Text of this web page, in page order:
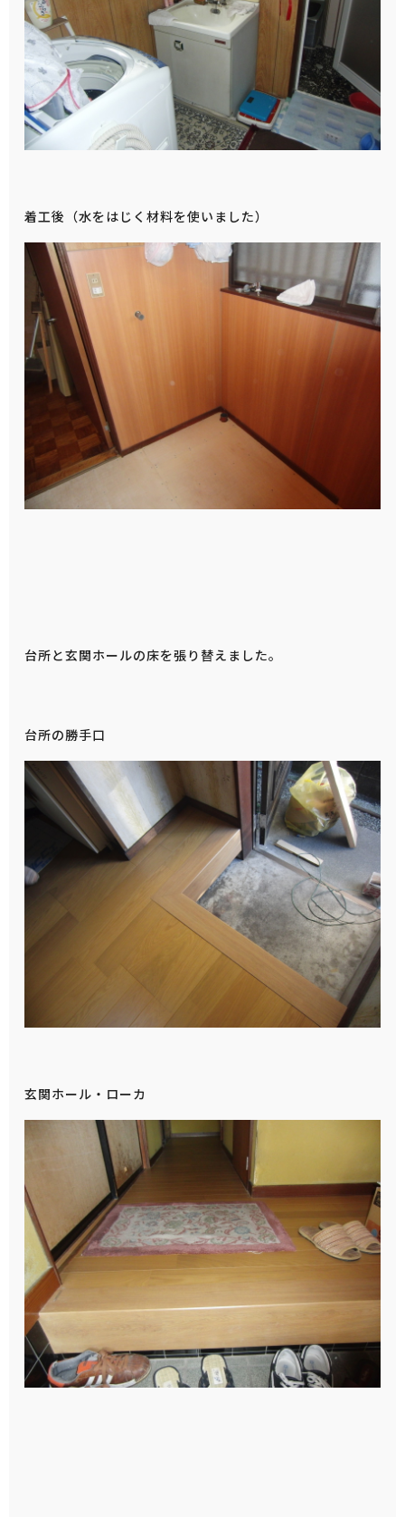
着工後（水をはじく材料を使いました）
台所と玄関ホールの床を張り替えました。
台所の勝手口
玄関ホール・ローカ